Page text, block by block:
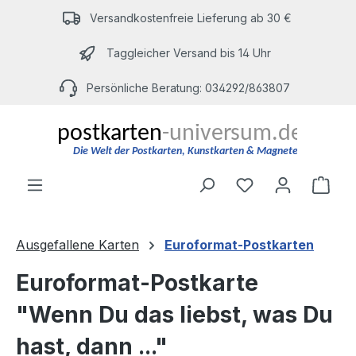
Zum Hauptinhalt springenVersandkostenfreie Lieferung ab 30 €
Taggleicher Versand bis 14 Uhr
Persönliche Beratung: 034292/863807
Du hast 0
Ausgefallene Karten Euroformat-Postkarten
Euroformat-Postkarte
"Wenn Du das liebst, was Du
hast, dann ..."